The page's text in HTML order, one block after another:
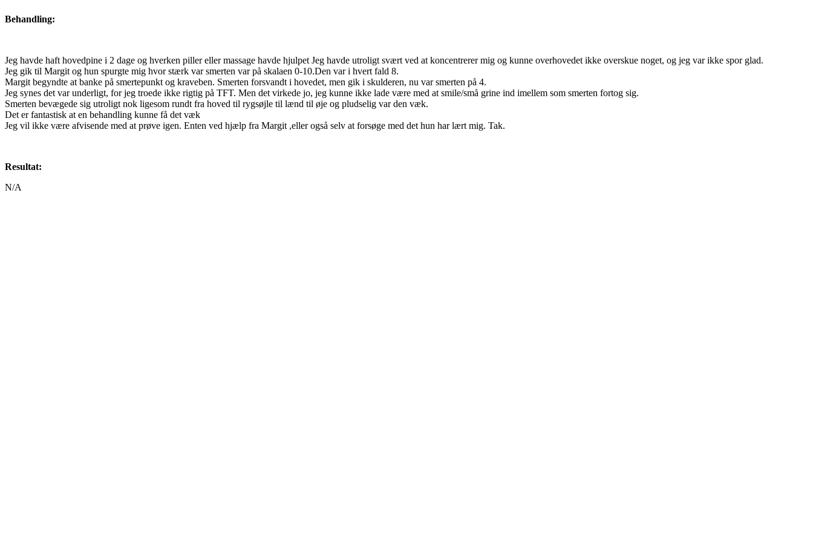
Behandling:
Jeg havde haft hovedpine i 2 dage og hverken piller eller massage havde hjulpet Jeg havde utroligt svært ved at koncentrerer mig og kunne overhovedet ikke overskue noget, og jeg var ikke spor glad.
Jeg gik til Margit og hun spurgte mig hvor stærk var smerten var på skalaen 0-10.Den var i hvert fald 8.
Margit begyndte at banke på smertepunkt og kraveben. Smerten forsvandt i hovedet, men gik i skulderen, nu var smerten på 4.
Jeg synes det var underligt, for jeg troede ikke rigtig på TFT. Men det virkede jo, jeg kunne ikke lade være med at smile/små grine ind imellem som smerten fortog sig.
Smerten bevægede sig utroligt nok ligesom rundt fra hoved til rygsøjle til lænd til øje og pludselig var den væk.
Det er fantastisk at en behandling kunne få det væk
Jeg vil ikke være afvisende med at prøve igen. Enten ved hjælp fra Margit ,eller også selv at forsøge med det hun har lært mig. Tak.
Resultat:
N/A